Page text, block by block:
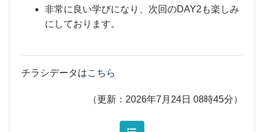
非常に良い学びになり、次回のDAY2も楽しみ
にしております。
チラシデータはこちら
（更新：2026年7月24日 08時45分）